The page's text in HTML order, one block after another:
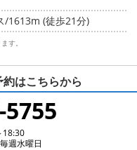
/1613m (徒歩21分)
す。
約はこちらから
18:30
週水曜日